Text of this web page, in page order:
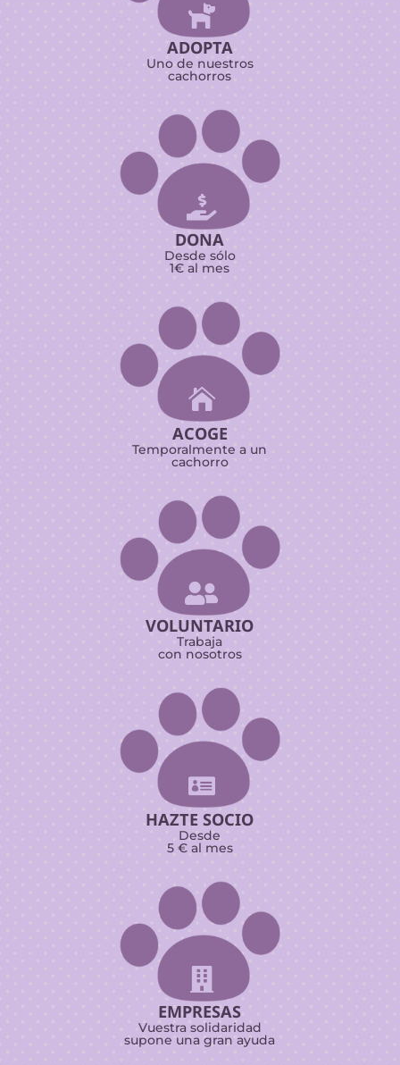

ADOPTA
Uno de nuestros
cachorros

DONA
Desde sólo
1€ al mes

ACOGE
Temporalmente a un
cachorro

VOLUNTARIO
Trabaja
con nosotros

HAZTE SOCIO
Desde
5 € al mes

EMPRESAS
Vuestra solidaridad
supone una gran ayuda